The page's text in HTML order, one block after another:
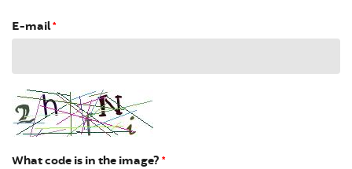
E-mail*
What code is in the image? *